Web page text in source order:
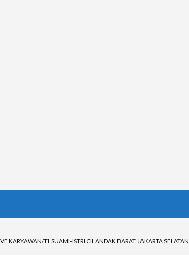
KARYAWAN/TI, SUAMI-ISTRI CILANDAK BARAT, JAKARTA SELATAN